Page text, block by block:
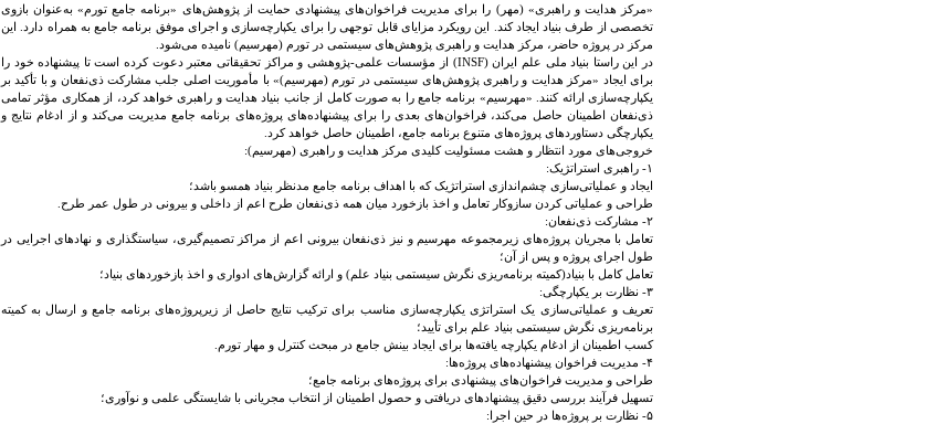
«مرکز هدایت و راهبری» (مهر) را برای مدیریت فراخوان‌های پیشنهادی حمایت از پژوهش‌های «برنامه جامع تورم» به‌عنوان بازوی
تخصصی از طرف بنیاد ایجاد کند. این رویکرد مزایای قابل توجهی را برای یکپارچه‌سازی و اجرای موفق برنامه جامع به همراه دارد. این
مرکز در پروژه حاضر، مرکز هدایت و راهبری پژوهش‌های سیستمی در تورم (مهرسیم) نامیده می‌شود.
در این راستا بنیاد ملی علم ایران (INSF) از مؤسسات علمی-پژوهشی و مراکز تحقیقاتی معتبر دعوت کرده است تا پیشنهاده خود را
برای ایجاد «مرکز هدایت و راهبری پژوهش‌های سیستمی در تورم (مهرسیم)» با مأموریت اصلی جلب مشارکت ذی‌نفعان و با تأکید بر
یکپارچه‌سازی ارائه کنند. «مهرسیم» برنامه جامع را به صورت کامل از جانب بنیاد هدایت و راهبری خواهد کرد، از همکاری مؤثر تمامی
ذی‌نفعان اطمینان حاصل می‌کند، فراخوان‌های بعدی را برای پیشنهاده‌های پروژه‌های برنامه جامع مدیریت می‌کند و از ادغام نتایج و
یکپارچگی دستاوردهای پروژه‌های متنوع برنامه جامع، اطمینان حاصل خواهد کرد.
خروجی‌های مورد انتظار و هشت مسئولیت کلیدی مرکز هدایت و راهبری (مهرسیم):
۱- راهبری استراتژیک:
ایجاد و عملیاتی‌سازی چشم‌اندازی استراتژیک که با اهداف برنامه جامع مدنظر بنیاد همسو باشد؛
طراحی و عملیاتی کردن سازوکار تعامل و اخذ بازخورد میان همه ذی‌نفعان طرح اعم از داخلی و بیرونی در طول عمر طرح.
۲- مشارکت ذی‌نفعان:
تعامل با مجریان پروژه‌های زیرمجموعه مهرسیم و نیز ذی‌نفعان بیرونی اعم از مراکز تصمیم‌گیری، سیاستگذاری و نهادهای اجرایی در
طول اجرای پروژه و پس از آن؛
تعامل کامل با بنیاد(کمیته برنامه‌ریزی نگرش سیستمی بنیاد علم) و ارائه گزارش‌های ادواری و اخذ بازخوردهای بنیاد؛
۳- نظارت بر یکپارچگی:
تعریف و عملیاتی‌سازی یک استراتژی یکپارچه‌سازی مناسب برای ترکیب نتایج حاصل از زیرپروژه‌های برنامه جامع و ارسال به کمیته
برنامه‌ریزی نگرش سیستمی بنیاد علم برای تأیید؛
کسب اطمینان از ادغام یکپارچه یافته‌ها برای ایجاد بینش جامع در مبحث کنترل و مهار تورم.
۴- مدیریت فراخوان پیشنهاده‌های پروژه‌ها:
طراحی و مدیریت فراخوان‌های پیشنهادی برای پروژه‌های برنامه جامع؛
تسهیل فرآیند بررسی دقیق پیشنهادهای دریافتی و حصول اطمینان از انتخاب مجریانی با شایستگی علمی و نوآوری؛
۵- نظارت بر پروژه‌ها در حین اجرا: